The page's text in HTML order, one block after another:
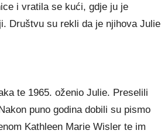
i vratila se kući, gdje ju je
Društvu su rekli da je njihova Julie
te 1965. oženio Julie. Preselili
puno godina dobili su pismo
Kathleen Marie Wisler te im